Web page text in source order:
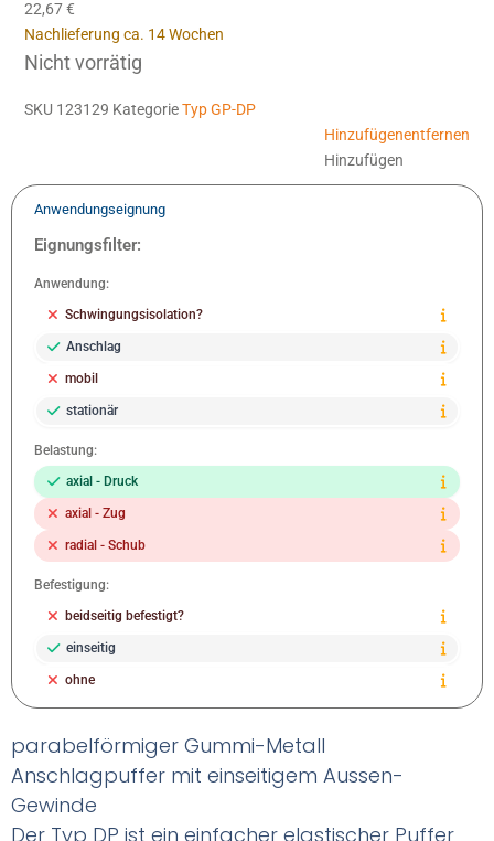
Hinzufügenentfernen
Hinzufügen
22,67€
Nachlieferung ca. 14 Wochen
Nicht vorrätig
SKU 123129 Kategorie Typ GP-DP
Anwendungseignung
Eignungsfilter:
Anwendung:
Schwingungsisolation?
Anschlag
mobil
stationär
Belastung:
axial - Druck
axial - Zug
radial - Schub
Befestigung:
beidseitig befestigt?
einseitig
ohne
parabelförmiger Gummi-Metall
Anschlagpuffer mit einseitigem Aussen-
Gewinde
Der Typ DP ist ein einfacher elastischer Puffer